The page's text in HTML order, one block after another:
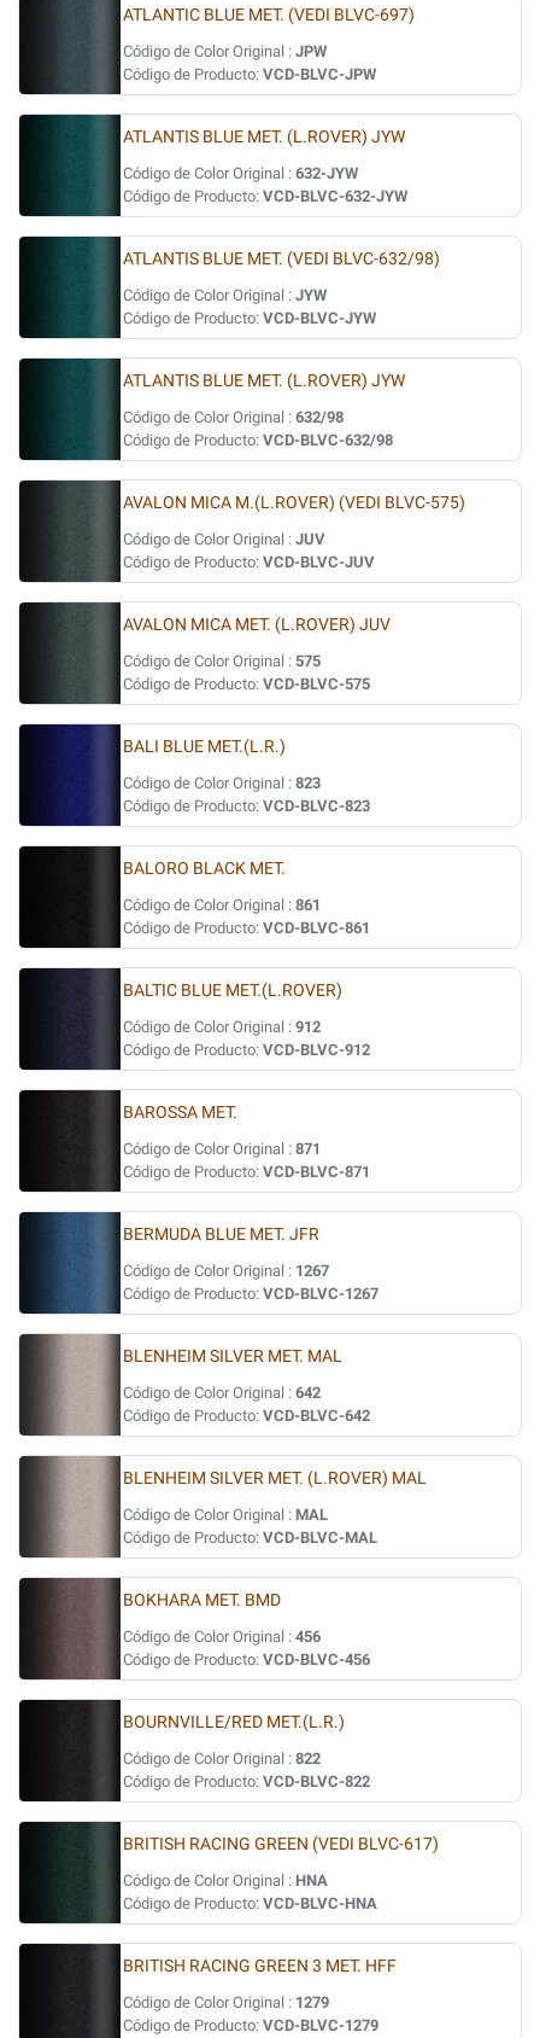
ATLANTIC BLUE MET. (VEDI BLVC-697)
Código de Color Original : JPW
Código de Producto: VCD-BLVC-JPW
ATLANTIS BLUE MET. (L.ROVER) JYW
Código de Color Original : 632-JYW
Código de Producto: VCD-BLVC-632-JYW
ATLANTIS BLUE MET. (VEDI BLVC-632/98)
Código de Color Original : JYW
Código de Producto: VCD-BLVC-JYW
ATLANTIS BLUE MET. (L.ROVER) JYW
Código de Color Original : 632/98
Código de Producto: VCD-BLVC-632/98
AVALON MICA M.(L.ROVER) (VEDI BLVC-575)
Código de Color Original : JUV
Código de Producto: VCD-BLVC-JUV
AVALON MICA MET. (L.ROVER) JUV
Código de Color Original : 575
Código de Producto: VCD-BLVC-575
BALI BLUE MET.(L.R.)
Código de Color Original : 823
Código de Producto: VCD-BLVC-823
BALORO BLACK MET.
Código de Color Original : 861
Código de Producto: VCD-BLVC-861
BALTIC BLUE MET.(L.ROVER)
Código de Color Original : 912
Código de Producto: VCD-BLVC-912
BAROSSA MET.
Código de Color Original : 871
Código de Producto: VCD-BLVC-871
BERMUDA BLUE MET. JFR
Código de Color Original : 1267
Código de Producto: VCD-BLVC-1267
BLENHEIM SILVER MET. MAL
Código de Color Original : 642
Código de Producto: VCD-BLVC-642
BLENHEIM SILVER MET. (L.ROVER) MAL
Código de Color Original : MAL
Código de Producto: VCD-BLVC-MAL
BOKHARA MET. BMD
Código de Color Original : 456
Código de Producto: VCD-BLVC-456
BOURNVILLE/RED MET.(L.R.)
Código de Color Original : 822
Código de Producto: VCD-BLVC-822
BRITISH RACING GREEN (VEDI BLVC-617)
Código de Color Original : HNA
Código de Producto: VCD-BLVC-HNA
BRITISH RACING GREEN 3 MET. HFF
Código de Color Original : 1279
Código de Producto: VCD-BLVC-1279